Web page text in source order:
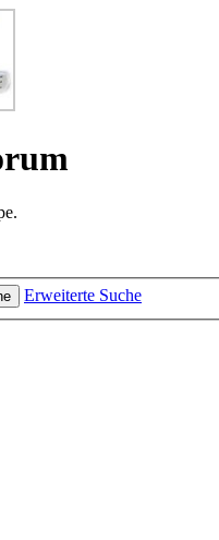
Erweiterte Suche